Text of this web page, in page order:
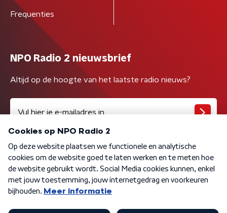
Frequenties
NPO Radio 2 nieuwsbrief
Altijd op de hoogte van het laatste radio nieuws?
Algemene voorwaarden